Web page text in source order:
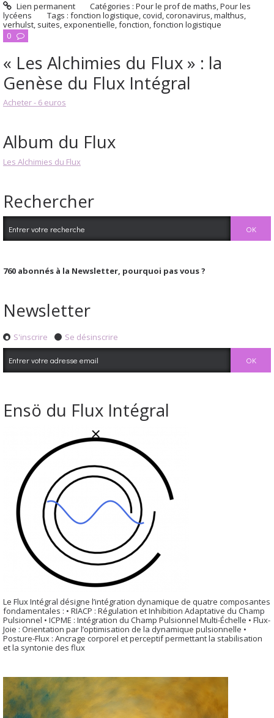
Lien permanent Catégories :Pour le prof de maths,Pour les
lycéens
Tags : fonction logistique,covid,coronavirus,malthus,
verhulst, suites,exponentielle,fonction,fonction logistique
0
« Les Alchimies du Flux » : la
Genèse du Flux Intégral
Acheter - 6 euros
Album du Flux
Les Alchimies du Flux
Rechercher
760 abonnés à la Newsletter, pourquoi pas vous ?
Newsletter
S'inscrire Se désinscrire
Ensö du Flux Intégral
Le Flux Intégral désigne l’intégration dynamique de quatre composantes
fondamentales : • RIACP : Régulation et Inhibition Adaptative du Champ
Pulsionnel • ICPME : Intégration du Champ Pulsionnel Multi-Échelle • Flux-
Joie : Orientation par l’optimisation de la dynamique pulsionnelle •
Posture-Flux : Ancrage corporel et perceptif permettant la stabilisation
et la syntonie des flux